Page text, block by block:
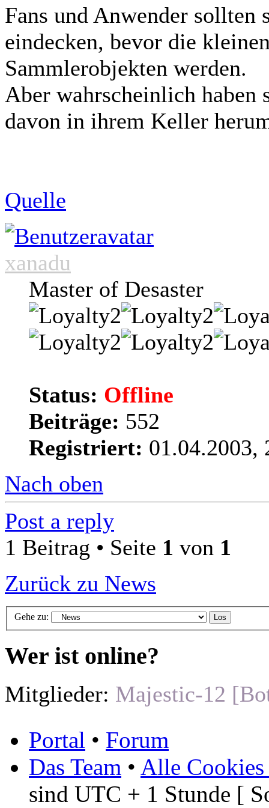
Fans und Anwender sollten
eindecken, bevor die
Sammlerobjekten werden.
Aber wahrscheinlich haben
davon in ihrem Keller
Quelle
xanadu
Master of Desaster
Status: Offline
Beiträge: 552
Registriert: 01.04.2003,
Nach oben
Post a reply
1 Beitrag • Seite 1 von 1
Zurück zu News
Gehe zu:
Wer ist online?
Mitglieder: Majestic-12
Portal • Forum
Das Team • Alle Cookies
sind UTC + 1 Stunde [